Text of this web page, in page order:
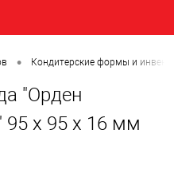
• Кондитерские формы и
"Орден
95 х 95 х 16 мм